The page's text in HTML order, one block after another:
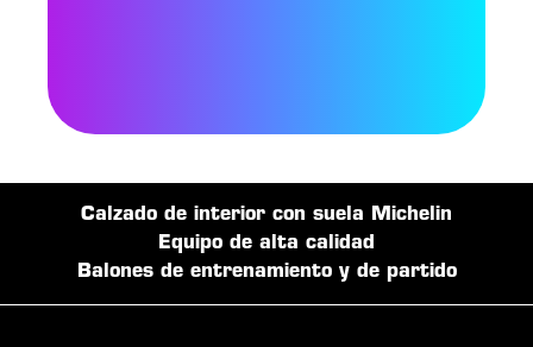
Calzado de interior con suela Michelin
Equipo de alta calidad
Balones de entrenamiento y de partido